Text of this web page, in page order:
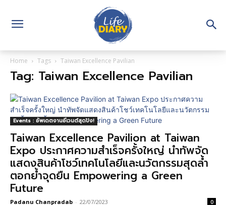
Home Tags Taiwan Excellence Pavilian
Tag: Taiwan Excellence Pavilian
Events : อัพเดตงานอีเวนต์สุดปัง!
Taiwan Excellence Pavilion at Taiwan
Expo ประกาศความสำเร็จครั้งใหญ่ นำทัพจัด
แสดงสินค้าโชว์เทคโนโลยีและนวัตกรรมสุดล้ำ
ตอกย้ำจุดยืน Empowering a Green
Future
Padanu Chanpradab - 22/07/2023 0